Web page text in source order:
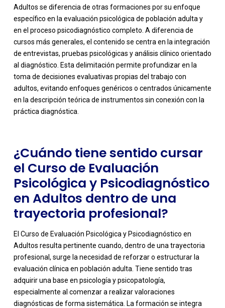
Adultos se diferencia de otras formaciones por su enfoque
específico en la evaluación psicológica de población adulta y
en el proceso psicodiagnóstico completo. A diferencia de
cursos más generales, el contenido se centra en la integración
de entrevistas, pruebas psicológicas y análisis clínico orientado
al diagnóstico. Esta delimitación permite profundizar en la
toma de decisiones evaluativas propias del trabajo con
adultos, evitando enfoques genéricos o centrados únicamente
en la descripción teórica de instrumentos sin conexión con la
práctica diagnóstica.
-
¿Cuándo tiene sentido cursar
el Curso de Evaluación
Psicológica y Psicodiagnóstico
en Adultos dentro de una
trayectoria profesional?
El Curso de Evaluación Psicológica y Psicodiagnóstico en
Adultos resulta pertinente cuando, dentro de una trayectoria
profesional, surge la necesidad de reforzar o estructurar la
evaluación clínica en población adulta. Tiene sentido tras
adquirir una base en psicología y psicopatología,
especialmente al comenzar a realizar valoraciones
diagnósticas de forma sistemática. La formación se integra